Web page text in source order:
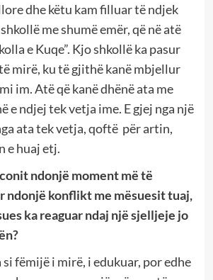
dhe këtu kam filluar të ndjek
me shumë emër, që në atë
e Kuqe”. Kjo shkollë ka pasur
mirë, ku të gjithë kanë mbjellur
im. Atë që kanë dhënë ata me
e ndjej tek vetja ime. E gjej nga një
ata tek vetja, qoftë për artin,
e huaj etj.
ndonjë moment më të
ndonjë konflikt me mësuesit tuaj,
ka reaguar ndaj një sjelljeje jo
si fëmijë i mirë, i edukuar, por edhe